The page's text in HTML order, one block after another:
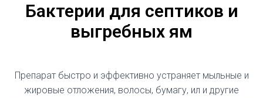
Бактерии для септиков и
выгребных ям
Препарат быстро и эффективно устраняет мыльные и
жировые отложения, волосы, бумагу, ил и другие